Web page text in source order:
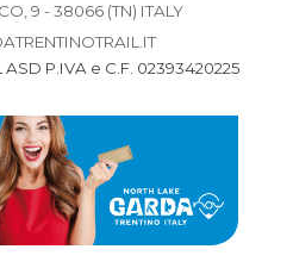
9 - 38066 (TN) ITALY
ASD P.IVA e C.F. 02393420225